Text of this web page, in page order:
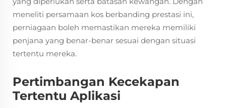
meneliti persamaan kos berbanding prestasi ini,
perniagaan boleh memastikan mereka memiliki
penjana yang benar-benar sesuai dengan situasi
tertentu mereka.
Pertimbangan Kecekapan
Tertentu Aplikasi